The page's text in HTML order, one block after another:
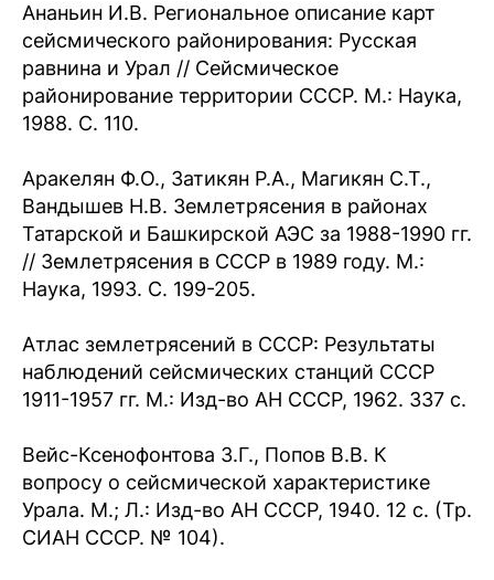
Ананьин И.В. Региональное описание карт
сейсмического районирования: Русская
равнина и Урал // Сейсмическое
районирование территории СССР. М.: Наука,
1988. С. 110.
Аракелян Ф.О., Затикян Р.А., Магикян С.Т.,
Вандышев Н.В. Землетрясения в районах
Татарской и Башкирской АЭС за 1988-1990 гг.
// Землетрясения в СССР в 1989 году. М.:
Наука, 1993. С. 199-205.
Атлас землетрясений в СССР: Результаты
наблюдений сейсмических станций СССР
1911-1957 гг. М.: Изд-во АН СССР, 1962. 337 с.
Вейс-Ксенофонтова З.Г., Попов В.В. К
вопросу о сейсмической характеристике
Урала. М.; Л.: Изд-во АН СССР, 1940. 12 с. (Тр.
СИАН СССР. № 104).